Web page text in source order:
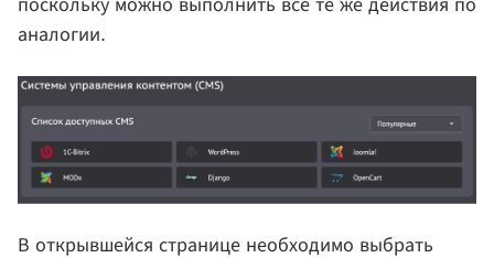
поскольку можно выполнить все те же действия по
аналогии.
В открывшейся странице необходимо выбрать